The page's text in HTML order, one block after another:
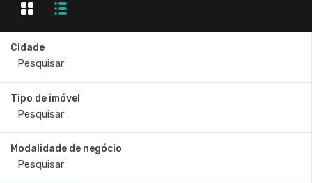
Cidade
Tipo de imóvel
Modalidade de negócio